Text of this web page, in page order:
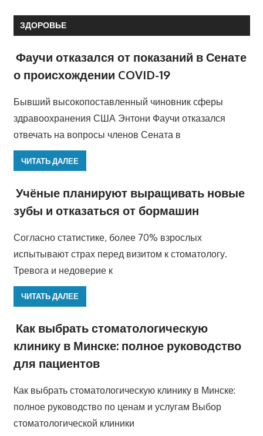
ЗДОРОВЬЕ
Фаучи отказался от показаний в Сенате
о происхождении COVID-19
Бывший высокопоставленный чиновник сферы
здравоохранения США Энтони Фаучи отказался
отвечать на вопросы членов Сената в
ЧИТАТЬ ДАЛЕЕ
Учёные планируют выращивать новые
зубы и отказаться от бормашин
Согласно статистике, более 70% взрослых
испытывают страх перед визитом к стоматологу.
Тревога и недоверие к
ЧИТАТЬ ДАЛЕЕ
Как выбрать стоматологическую
клинику в Минске: полное руководство
для пациентов
Как выбрать стоматологическую клинику в Минске:
полное руководство по ценам и услугам Выбор
стоматологической клиники